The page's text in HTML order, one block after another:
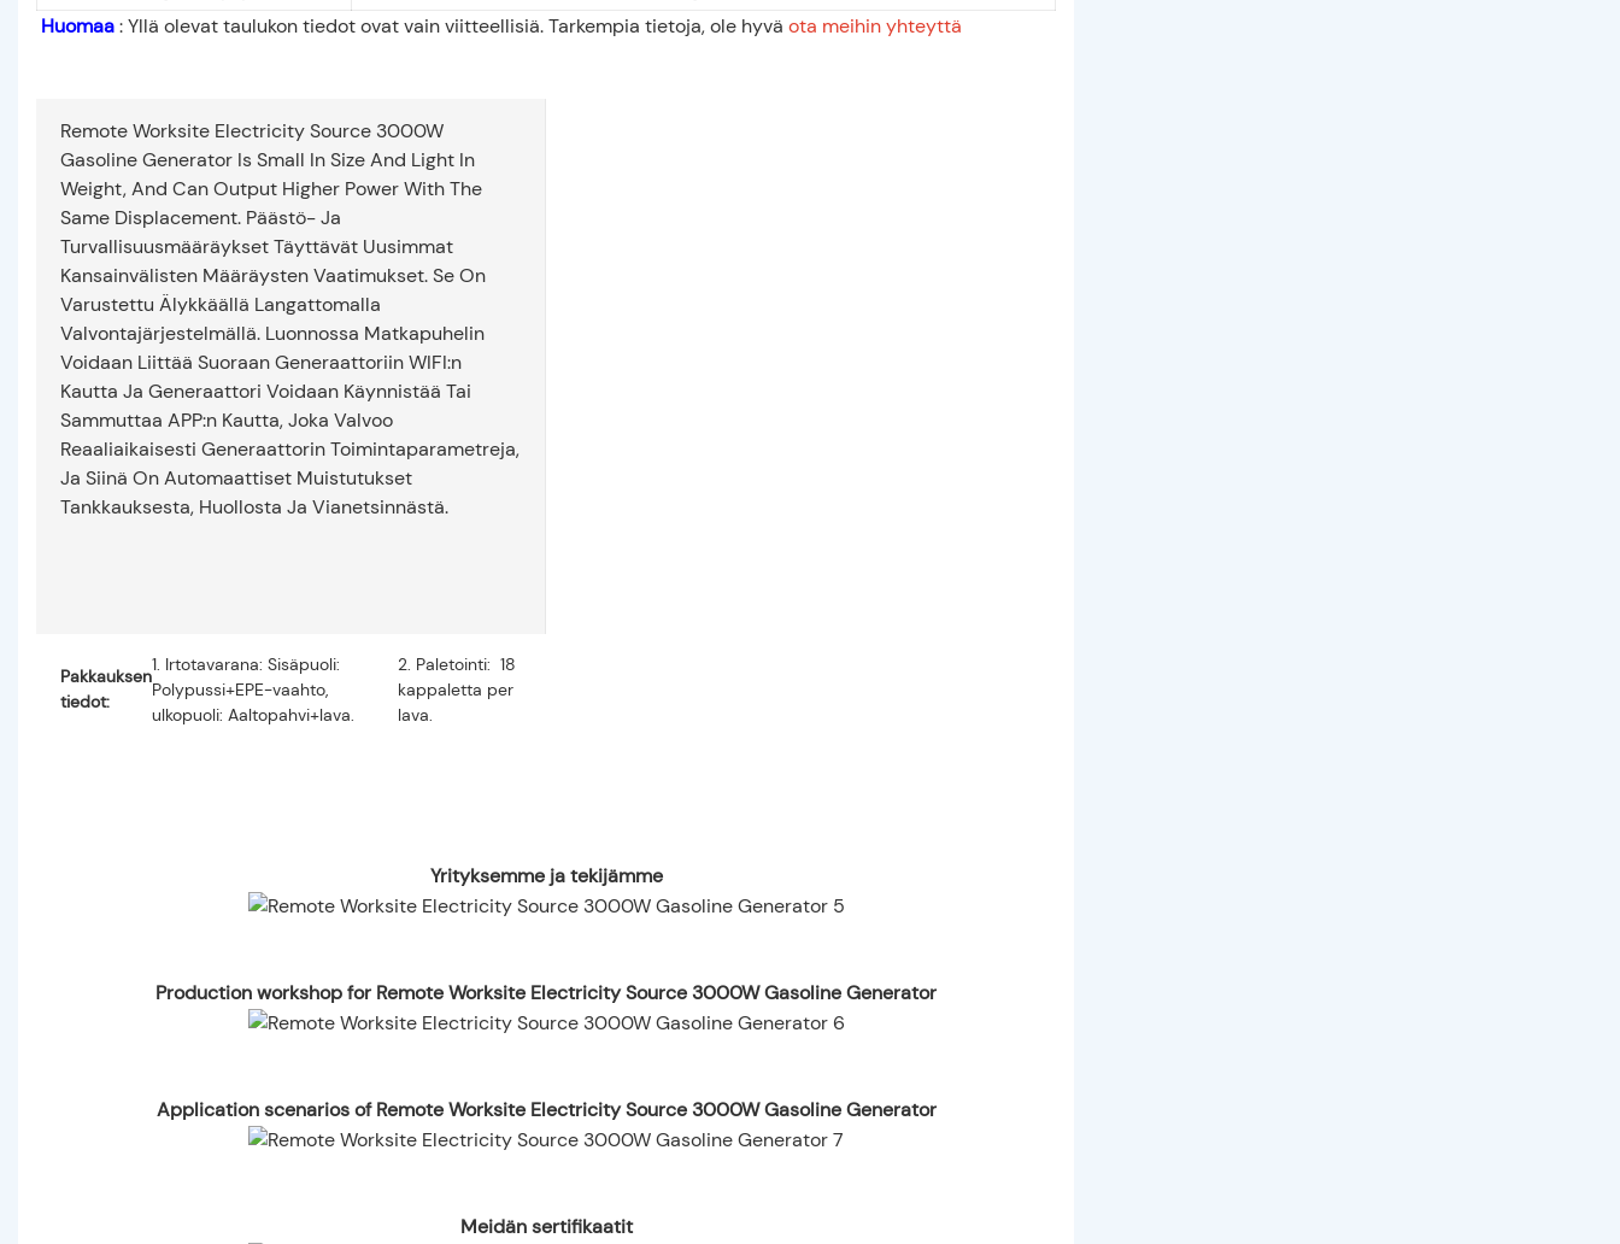
Huomaa: Yllä olevat taulukon tiedot ovat vain viitteellisiä. Tarkempia tietoja, ole hyvä ota meihin yhteyttä
Remote Worksite Electricity Source 3000W
Gasoline Generator Is Small In Size And Light In
Weight, And Can Output Higher Power With The
Same Displacement. Päästö- Ja
Turvallisuusmääräykset Täyttävät Uusimmat
Kansainvälisten Määräysten Vaatimukset. Se On
Varustettu Älykkäällä Langattomalla
Valvontajärjestelmällä. Luonnossa Matkapuhelin
Voidaan Liittää Suoraan Generaattoriin WIFI:n
Kautta Ja Generaattori Voidaan Käynnistää Tai
Sammuttaa APP:n Kautta, Joka Valvoo
Reaaliaikaisesti Generaattorin Toimintaparametreja,
Ja Siinä On Automaattiset Muistutukset
Tankkauksesta, Huollosta Ja Vianetsinnästä.
Pakkauksen
tiedot:
1. Irtotavarana: Sisäpuoli:
Polypussi+EPE-vaahto,
ulkopuoli: Aaltopahvi+lava.
2. Paletointi: 18
kappaletta per
lava.
Yrityksemme ja tekijämme
Production workshop for Remote Worksite Electricity Source 3000W Gasoline Generator
Application scenarios of Remote Worksite Electricity Source 3000W Gasoline Generator
Meidän sertifikaatit